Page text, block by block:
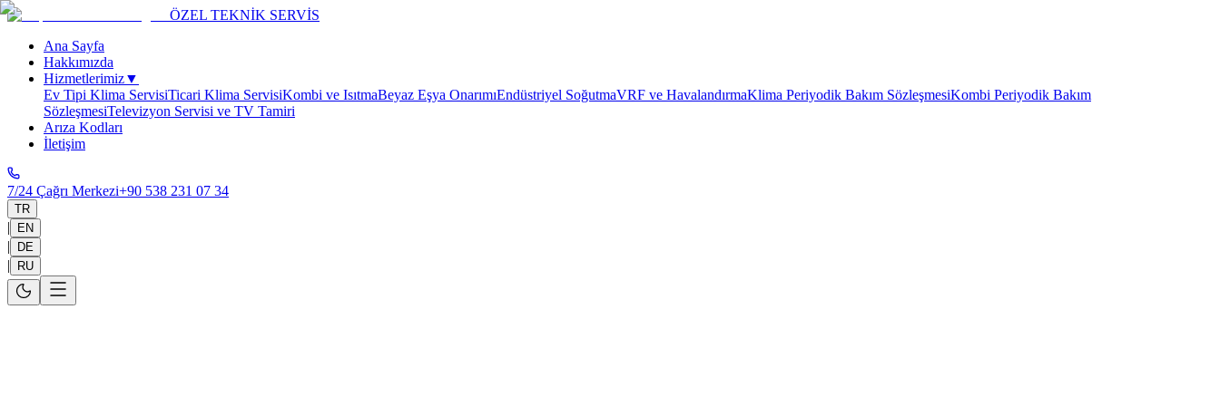
ÖZEL TEKNİK SERVİS
Ana Sayfa
Hakkımızda
Hizmetlerimiz▼
Ev Tipi Klima ServisiTicari Klima ServisiKombi ve IsıtmaBeyaz Eşya OnarımıEndüstriyel SoğutmaVRF ve HavalandırmaKlima Periyodik Bakım SözleşmesiKombi Periyodik Bakım
SözleşmesiTelevizyon Servisi ve TV Tamiri
Arıza Kodları
İletişim
7/24 Çağrı Merkezi+90 538 231 07 34
TR
| EN
| DE
| RU